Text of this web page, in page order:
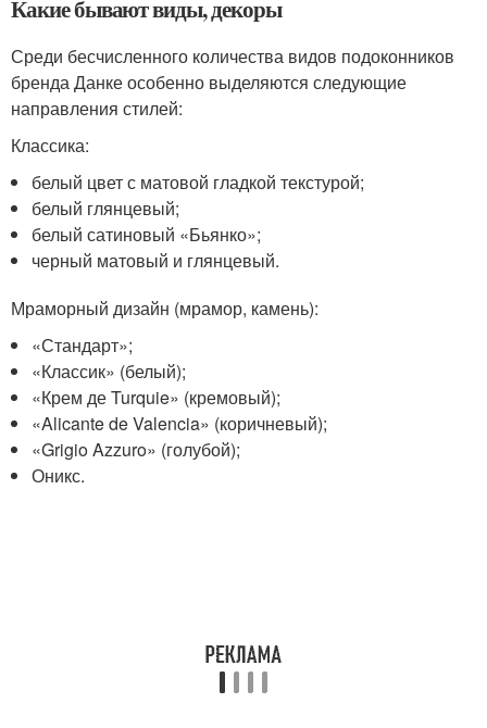
Какие бывают виды, декоры
Среди бесчисленного количества видов подоконников
бренда Данке особенно выделяются следующие
направления стилей:
Классика:
белый цвет с матовой гладкой текстурой;
белый глянцевый;
белый сатиновый «Бьянко»;
черный матовый и глянцевый.
Мраморный дизайн (мрамор, камень):
«Стандарт»;
«Классик» (белый);
«Крем де Turquie» (кремовый);
«Alicante de Valencia» (коричневый);
«Grigio Azzuro» (голубой);
Оникс.